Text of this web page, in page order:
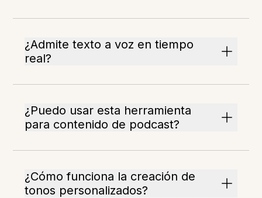
¿Admite texto a voz en tiempo
real?
¿Puedo usar esta herramienta
para contenido de podcast?
¿Cómo funciona la creación de
tonos personalizados?